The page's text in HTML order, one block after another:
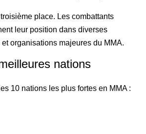
place. Les combattants
leur position dans diverses
organisations majeures du MMA.
nations
10 nations les plus fortes en MMA :